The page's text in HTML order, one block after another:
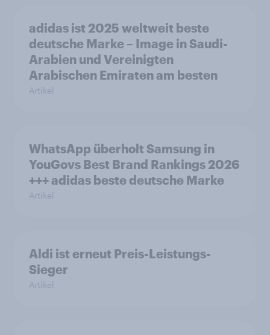
adidas ist 2025 weltweit beste
deutsche Marke – Image in Saudi-
Arabien und Vereinigten
Arabischen Emiraten am besten
Artikel
WhatsApp überholt Samsung in
YouGovs Best Brand Rankings 2026
+++ adidas beste deutsche Marke
Artikel
Aldi ist erneut Preis-Leistungs-
Sieger
Artikel